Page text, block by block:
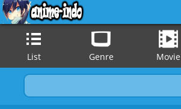
List Genre Movie